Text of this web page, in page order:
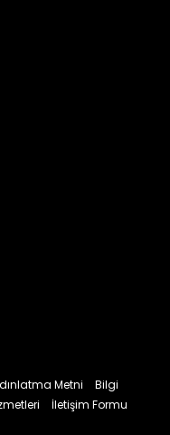
Metni
Bilgi
İletişim Formu